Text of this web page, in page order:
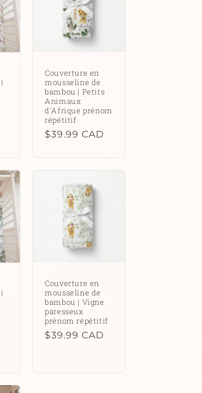
Couverture en
mousseline de
bambou | Petits
Animaux
d'Afrique prénom
répétitif
Prix
$39.99 CAD
Couverture en
mousseline de
bambou | Vigne
paresseux
prénom répétitif
Prix
$39.99 CAD